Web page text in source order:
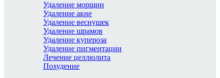
Удаление морщин
Удаление акне
Удаление веснушек
Удаление шрамов
Удаление купероза
Удаление пигментации
Лечение целлюлита
Похудение